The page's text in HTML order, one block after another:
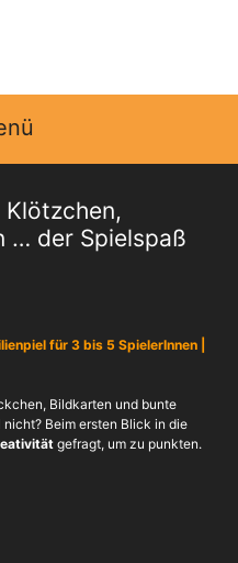
Klötzchen,
… der Spielspaß
für 3 bis 5 SpielerInnen |
Bildkarten und bunte
Beim ersten Blick in die
gefragt, um zu punkten.